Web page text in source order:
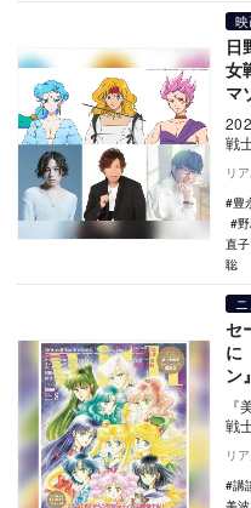
日
女
マ
戦
演
リ
豊
直子
聡
セ
に
ン
戦
『
リ
講